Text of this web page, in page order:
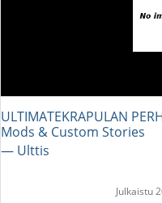
ULTIMATEKRAPULAN
Mods & Custom Stories
― Ulttis
Julkaistu